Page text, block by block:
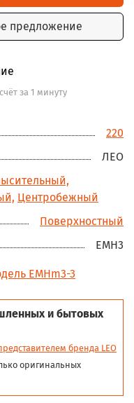
за 1 минуту
предложение
220
ЛЕО
Центробежный
Поверхностный
EMH3
EMHm3-3
и бытовых
бренда LEO
оригинальных